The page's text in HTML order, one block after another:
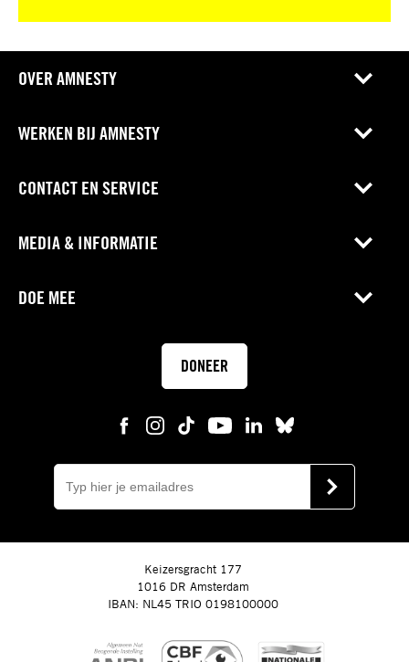
OVER AMNESTY
WERKEN BIJ AMNESTY
CONTACT EN SERVICE
MEDIA & INFORMATIE
DOE MEE
DONEER
mail
VERSTUUR
Keizersgracht 177
1016 DR Amsterdam
IBAN: NL45 TRIO 0198100000